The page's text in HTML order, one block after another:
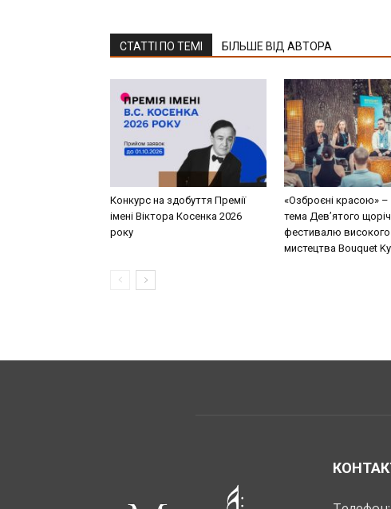
СТАТТІ ПО ТЕМІ БІЛЬШЕ ВІД АВТОРА
Конкурс на здобуття Премії
імені Віктора Косенка 2026
року
«Озброєні красою» –
тема Дев’ятого
фестивалю високого
мистецтва Bouquet